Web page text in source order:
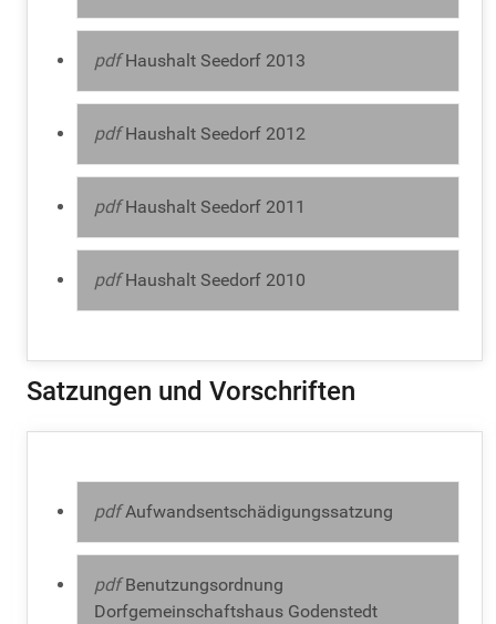
pdf Haushalt Seedorf 2013
pdf Haushalt Seedorf 2012
pdf Haushalt Seedorf 2011
pdf Haushalt Seedorf 2010
Satzungen und Vorschriften
pdf Aufwandsentschädigungssatzung
pdf Benutzungsordnung
Dorfgemeinschaftshaus Godenstedt